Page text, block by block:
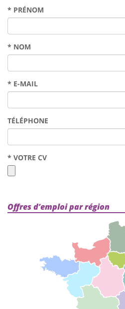
* PRÉNOM
* NOM
* E-MAIL
TÉLÉPHONE
* VOTRE CV
Offres d’emploi par région